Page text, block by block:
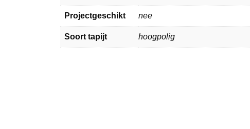
Projectgeschikt nee
Soort tapijt hoogpolig